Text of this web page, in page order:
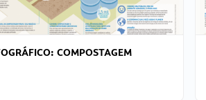
COMPOSTAGEM